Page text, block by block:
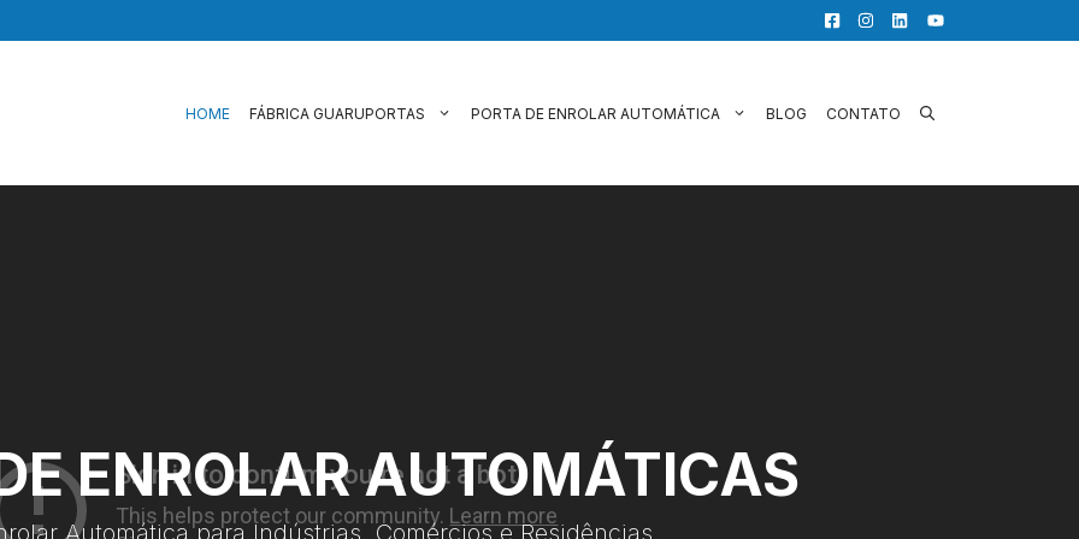
HOME FÁBRICA GUARUPORTAS PORTA DE ENROLAR AUTOMÁTICA BLOG CONTATO
ENROLAR AUTOMÁTICAS
Automática para Indústrias, Comércios e Residências.